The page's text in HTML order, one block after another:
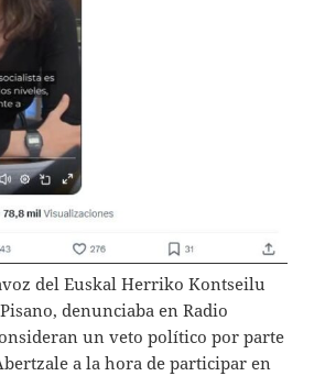
del Euskal Herriko Kontseilu
denunciaba en Radio
un veto político por parte
a la hora de participar en